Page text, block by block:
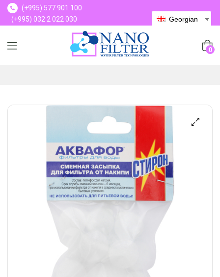
(+995) 577 901 100
(+995) 032 2 022 030
Georgian
0